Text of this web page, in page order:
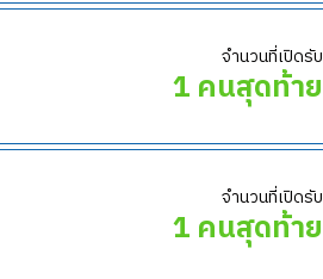
สะอาด
มาย
จำนวนที่เปิดรับ
1 คนสุดท้าย
จำนวนที่เปิดรับ
1 คนสุดท้าย